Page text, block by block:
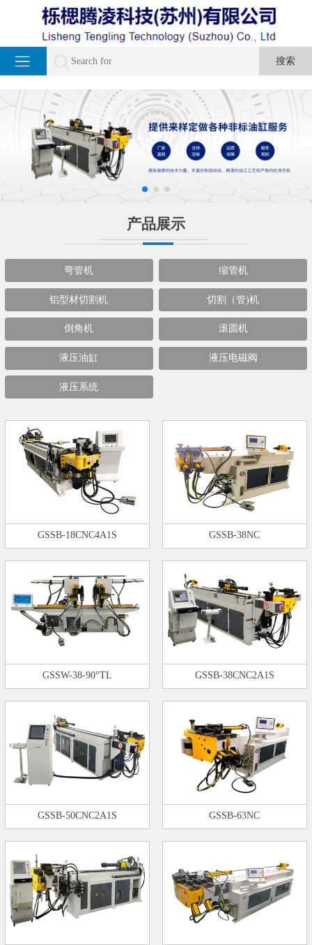
产品展示
弯管机 缩管机
铝型材切割机 切割（管)机
倒角机 滚圆机
液压油缸 液压电磁阀
液压系统
GSSB-18CNC4A1S GSSB-38NC
GSSW-38-90°TL GSSB-38CNC2A1S
GSSB-50CNC2A1S GSSB-63NC